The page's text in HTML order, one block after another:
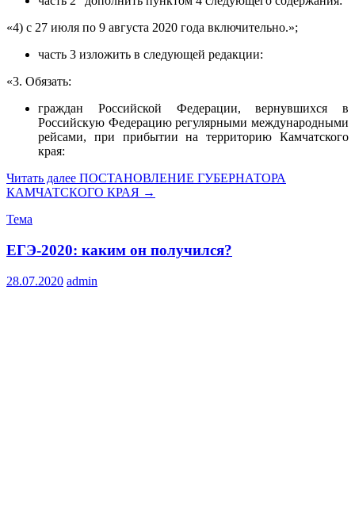
«4) с 27 июля по 9 августа 2020 года включительно.»;
часть 3 изложить в следующей редакции:
«3. Обязать:
граждан Российской Федерации, вернувшихся в
Российскую Федерацию регулярными международными
рейсами, при прибытии на территорию Камчатского
края:
Читать далее ПОСТАНОВЛЕНИЕ ГУБЕРНАТОРА
КАМЧАТСКОГО КРАЯ →
Тема
ЕГЭ-2020: каким он получился?
28.07.2020 admin